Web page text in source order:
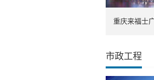
重庆来福士
市政工程